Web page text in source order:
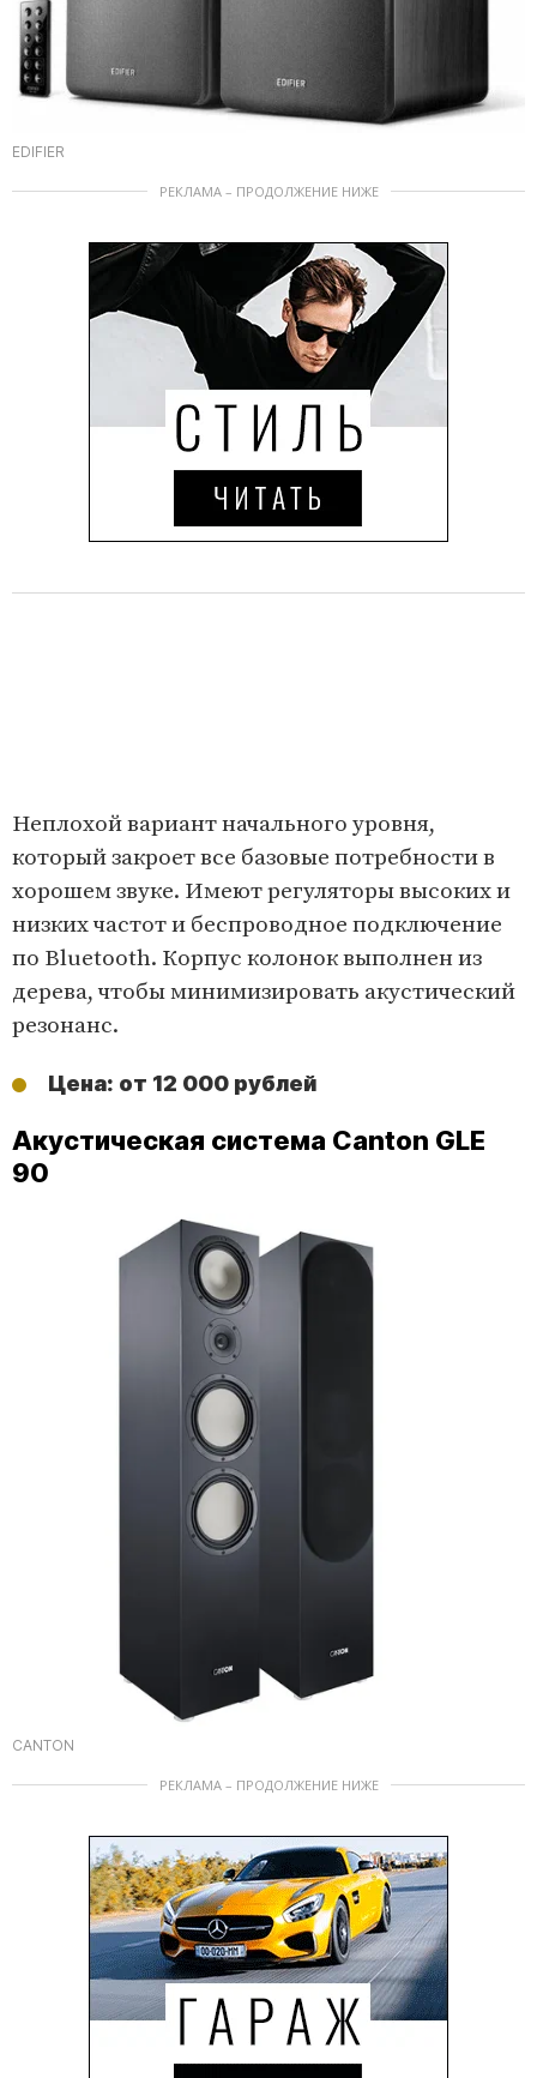
EDIFIER
РЕКЛАМА – ПРОДОЛЖЕНИЕ НИЖЕ
Неплохой вариант начального уровня,
который закроет все базовые потребности в
хорошем звуке. Имеют регуляторы высоких и
низких частот и беспроводное подключение
по Bluetooth. Корпус колонок выполнен из
дерева, чтобы минимизировать акустический
резонанс.
Цена: от 12 000 рублей
Акустическая система Canton GLE
90
CANTON
РЕКЛАМА – ПРОДОЛЖЕНИЕ НИЖЕ